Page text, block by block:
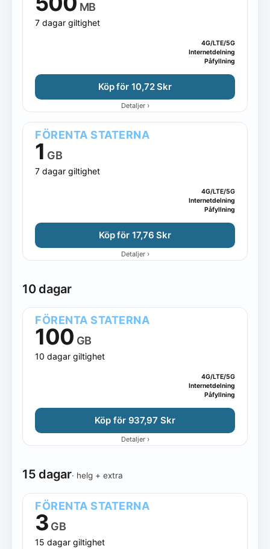
MB
7 dagar giltighet
4G/LTE/5G
Internetdelning
Påfyllning
Köp för 10,72 Skr
Detaljer ›
FÖRENTA STATERNA
1 GB
7 dagar giltighet
4G/LTE/5G
Internetdelning
Påfyllning
Köp för 17,76 Skr
Detaljer ›
10 dagar
FÖRENTA STATERNA
100 GB
10 dagar giltighet
4G/LTE/5G
Internetdelning
Påfyllning
Köp för 937,97 Skr
Detaljer ›
15 dagar· helg + extra
FÖRENTA STATERNA
3 GB
15 dagar giltighet